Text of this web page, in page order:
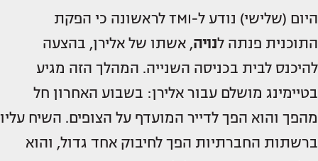
היום (שלישי) נודע ל-TMI לראשונה כי הפקת
התוכנית פנתה לנויה, אשתו של אלירן, בהצעה
להיכנס לבית בכניסה השנייה. המהלך הזה מגיע
בטיימינג מושלם עבור אלירן: בשבוע האחרון חל
מהפך והוא הפך לדייר המועדף על הצופים. השיח עליו
ברשתות החברתיות הפך לחיבוק אחד גדול, והוא